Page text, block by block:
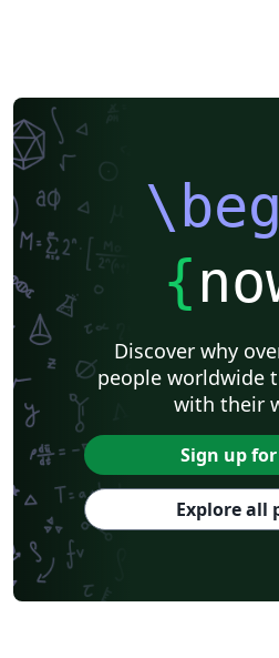
{
Discover why
people worldwide
with their
Sign up
Explore all